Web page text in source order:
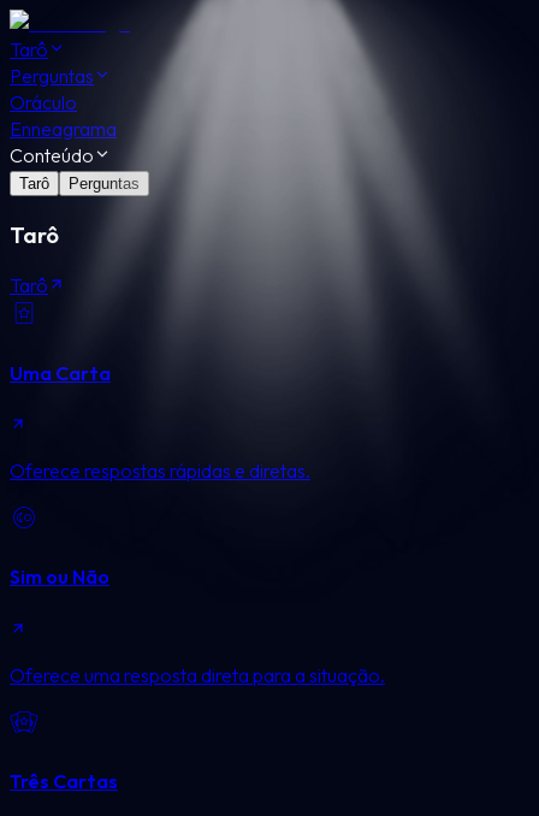
Tarô
Perguntas
Oráculo
Enneagrama
Conteúdo
Tarô Perguntas
Tarô
Tarô
Uma Carta
Oferece respostas rápidas e diretas.
Sim ou Não
Oferece uma resposta direta para a situação.
Três Cartas